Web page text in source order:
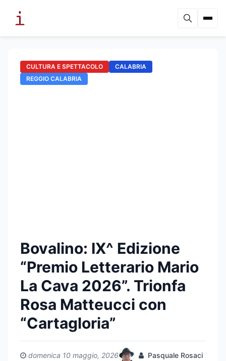
CULTURA E SPETTACOLO
CALABRIA
REGGIO CALABRIA
Bovalino: IX^ Edizione
“Premio Letterario Mario
La Cava 2026”. Trionfa
Rosa Matteucci con
“Cartagloria”
domenica 10 maggio, 2026 Pasquale Rosaci